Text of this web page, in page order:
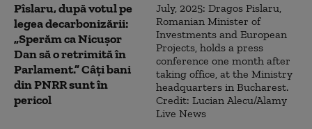
Pîslaru, după votul pe
legea decarbonizării:
„Sperăm ca Nicușor
Dan să o retrimită în
Parlament.” Câți bani
din PNRR sunt în
pericol